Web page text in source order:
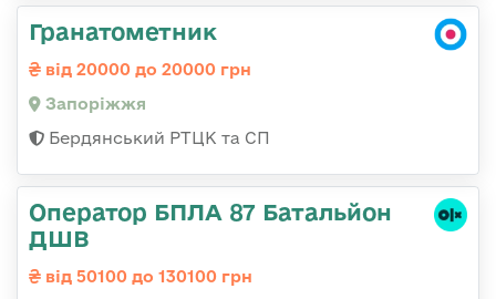
Гранатометник
від 20000 до 20000 грн
Запоріжжя
Бердянський РТЦК та СП
Оператор БПЛА 87 Батальйон
ДШВ
від 50100 до 130100 грн